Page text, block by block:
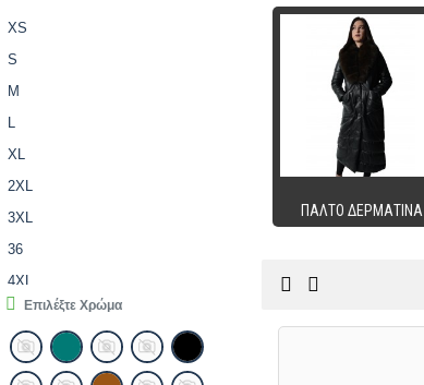
Επιλέξτε Χρώμα
XS
S
M
L
XL
2XL
3XL
36
4XL
5XL
38
40
ΠΑΛΤΟ ΔΕΡΜΑΤΙΝΑ